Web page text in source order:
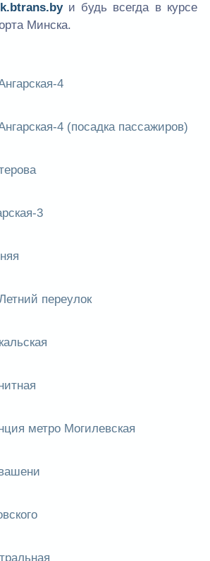
и будь всегда в курсе
Минска.
4
4 (посадка пассажиров)
3
переулок
метро Могилевская